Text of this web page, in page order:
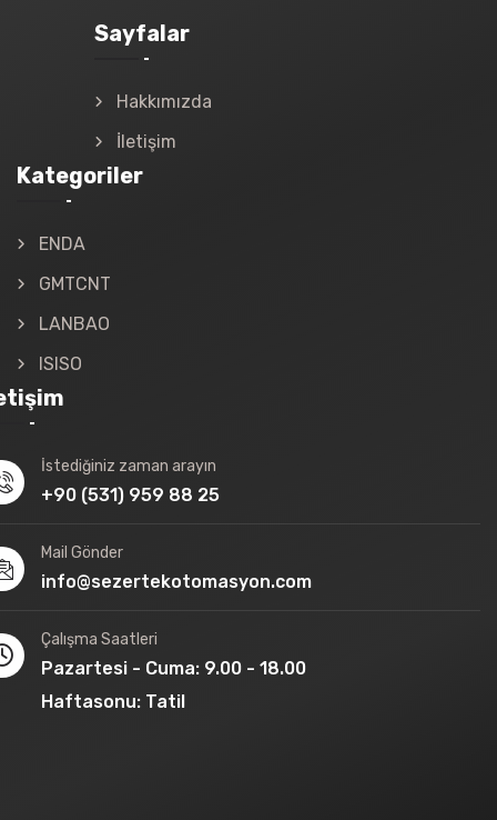
Sayfalar
Hakkımızda
İletişim
Kategoriler
ENDA
GMTCNT
LANBAO
ISISO
İstediğiniz zaman arayın
+90 (531) 959 88 25
Mail Gönder
info@sezertekotomasyon.com
Çalışma Saatleri
Pazartesi - Cuma: 9.00 - 18.00
Haftasonu: Tatil